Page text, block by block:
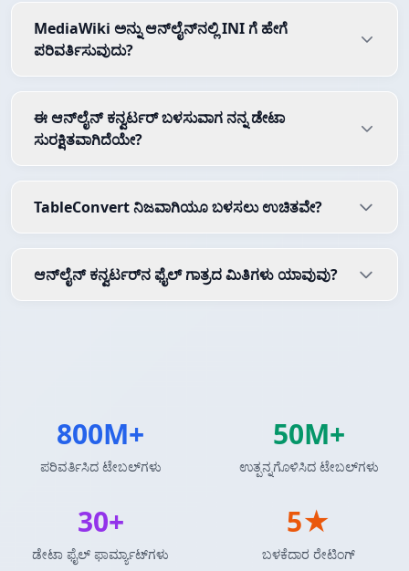
MediaWiki ಅನ್ನು ಆನ್‌ಲೈನ್‌ನಲ್ಲಿ INI ಗೆ ಹೇಗೆ
ಪರಿವರ್ತಿಸುವುದು?
ಈ ಆನ್‌ಲೈನ್ ಕನ್ವರ್ಟರ್ ಬಳಸುವಾಗ ನನ್ನ ಡೇಟಾ
ಸುರಕ್ಷಿತವಾಗಿದೆಯೇ?
TableConvert ನಿಜವಾಗಿಯೂ ಬಳಸಲು ಉಚಿತವೇ?
ಆನ್‌ಲೈನ್ ಕನ್ವರ್ಟರ್‌ನ ಫೈಲ್ ಗಾತ್ರದ ಮಿತಿಗಳು ಯಾವುವು?
800M+
ಪರಿವರ್ತಿಸಿದ ಟೇಬಲ್‌ಗಳು
50M+
ಉತ್ಪನ್ನಗೊಳಿಸಿದ ಟೇಬಲ್‌ಗಳು
30+
ಡೇಟಾ ಫೈಲ್ ಫಾರ್ಮ್ಯಾಟ್‌ಗಳು
5★
ಬಳಕೆದಾರ ರೇಟಿಂಗ್